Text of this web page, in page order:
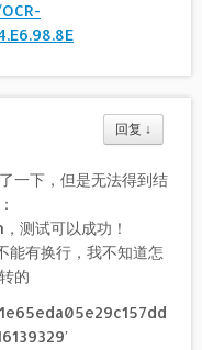
回复 ↓
一下，但是无法得到结
测试可以成功！
能有换行，我不知道怎
的